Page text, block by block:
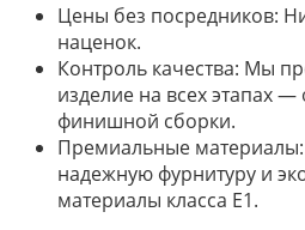
Цены без посредников:
наценок.
Контроль качества: Мы
изделие на всех этапах
финишной сборки.
Премиальные
надежную фурнитуру и
материалы класса E1.